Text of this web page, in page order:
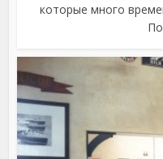
которые много